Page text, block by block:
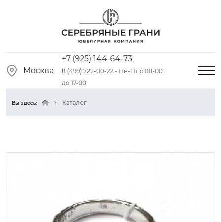
Москва
+7 (925) 144-64-73
8 (499) 722-00-22 - Пн-Пт с 08-00
до 17-00
Вы здесь: Каталог